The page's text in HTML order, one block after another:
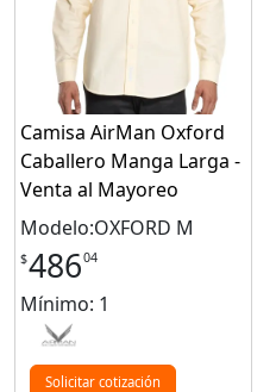
Camisa AirMan Oxford
Caballero Manga Larga -
Venta al Mayoreo
Modelo:OXFORD M
$48604
Mínimo: 1
Solicitar cotización